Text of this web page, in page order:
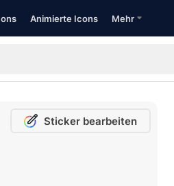
Animierte Icons Mehr
Sticker bearbeiten